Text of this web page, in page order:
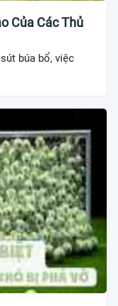
Của Các Thủ
búa bổ, việc